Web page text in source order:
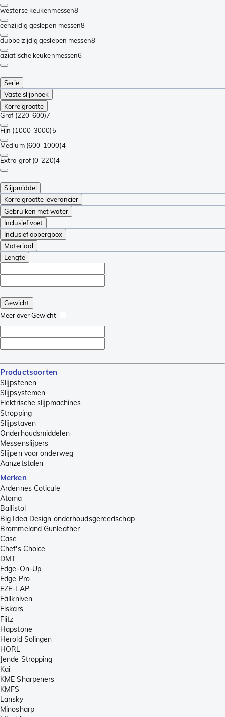
westerse keukenmessen8
eenzijdig geslepen messen8
dubbelzijdig geslepen messen8
aziatische keukenmessen6
Serie
Vaste slijphoek
Korrelgrootte
Grof (220-600)7
Fijn (1000-3000)5
Medium (600-1000)4
Extra grof (0-220)4
Slijpmiddel
Korrelgrootte leverancier
Gebruiken met water
Inclusief voet
Inclusief opbergbox
Materiaal
Lengte
Gewicht
Meer over Gewicht
Productsoorten
Slijpstenen
Slijpsystemen
Elektrische slijpmachines
Stropping
Slijpstaven
Onderhoudsmiddelen
Messenslijpers
Slijpen voor onderweg
Aanzetstalen
Merken
Ardennes Coticule
Atoma
Ballistol
Big Idea Design onderhoudsgereedschap
Brommeland Gunleather
Case
Chef's Choice
DMT
Edge-On-Up
Edge Pro
EZE-LAP
Fällkniven
Fiskars
Flitz
Hapstone
Herold Solingen
HORL
Jende Stropping
Kai
KME Sharpeners
KMFS
Lansky
Minosharp